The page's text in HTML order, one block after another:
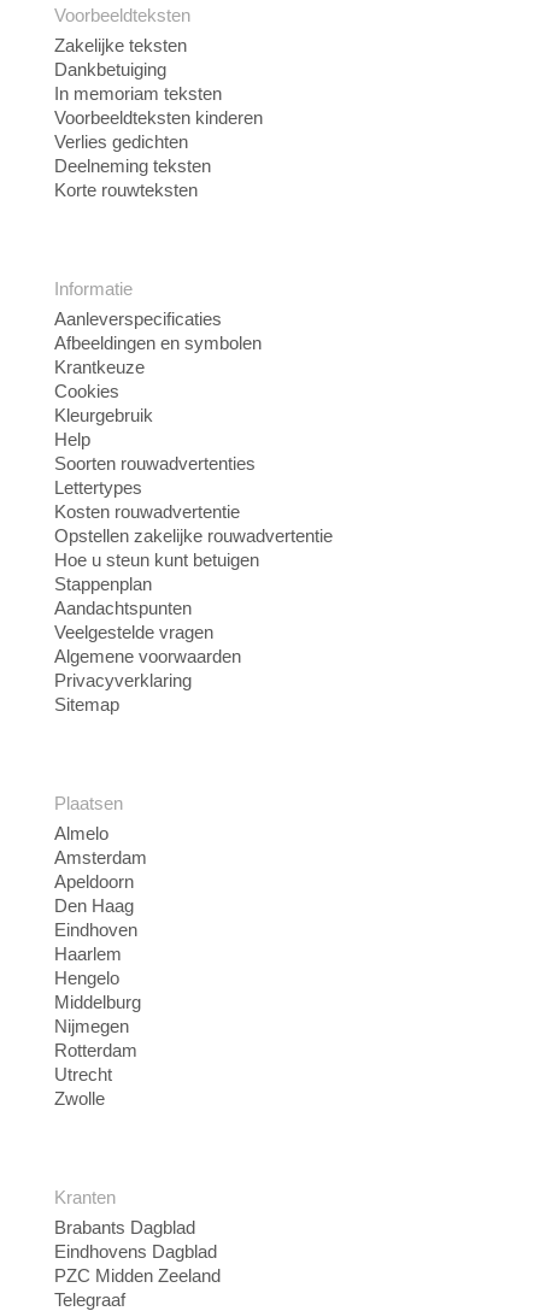
Voorbeeldteksten
Zakelijke teksten
Dankbetuiging
In memoriam teksten
Voorbeeldteksten kinderen
Verlies gedichten
Deelneming teksten
Korte rouwteksten
Informatie
Aanleverspecificaties
Afbeeldingen en symbolen
Krantkeuze
Cookies
Kleurgebruik
Help
Soorten rouwadvertenties
Lettertypes
Kosten rouwadvertentie
Opstellen zakelijke rouwadvertentie
Hoe u steun kunt betuigen
Stappenplan
Aandachtspunten
Veelgestelde vragen
Algemene voorwaarden
Privacyverklaring
Sitemap
Plaatsen
Almelo
Amsterdam
Apeldoorn
Den Haag
Eindhoven
Haarlem
Hengelo
Middelburg
Nijmegen
Rotterdam
Utrecht
Zwolle
Kranten
Brabants Dagblad
Eindhovens Dagblad
PZC Midden Zeeland
Telegraaf